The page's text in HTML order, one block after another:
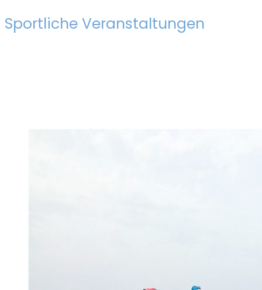
Sportliche Veranstaltungen